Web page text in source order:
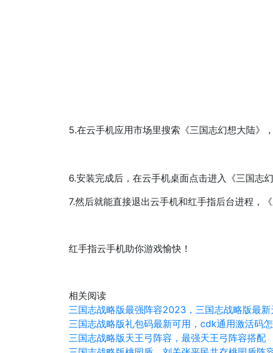
5.在云手机应用市场里搜索《三国志幻想大陆》
6.安装完成后，在云手机桌面点击进入《三国志
7.然后就能直接退出云手机和红手指后台进程，
红手指云手机助你游戏愉快！
相关阅读
三国志战略版最强阵容2023，三国志战略版最
三国志战略版礼包码最新可用，cdk通用激活码
三国志战略版天王弓阵容，最强天王弓阵容搭配